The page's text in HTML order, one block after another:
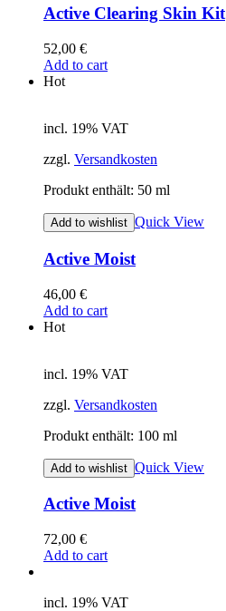
Active Clearing Skin Kit
52,00 €
Add to cart
Hot
incl. 19% VAT
zzgl. Versandkosten
Produkt enthält: 50 ml
Add to wishlist Quick View
Active Moist
46,00 €
Add to cart
Hot
incl. 19% VAT
zzgl. Versandkosten
Produkt enthält: 100 ml
Add to wishlist Quick View
Active Moist
72,00 €
Add to cart
incl. 19% VAT